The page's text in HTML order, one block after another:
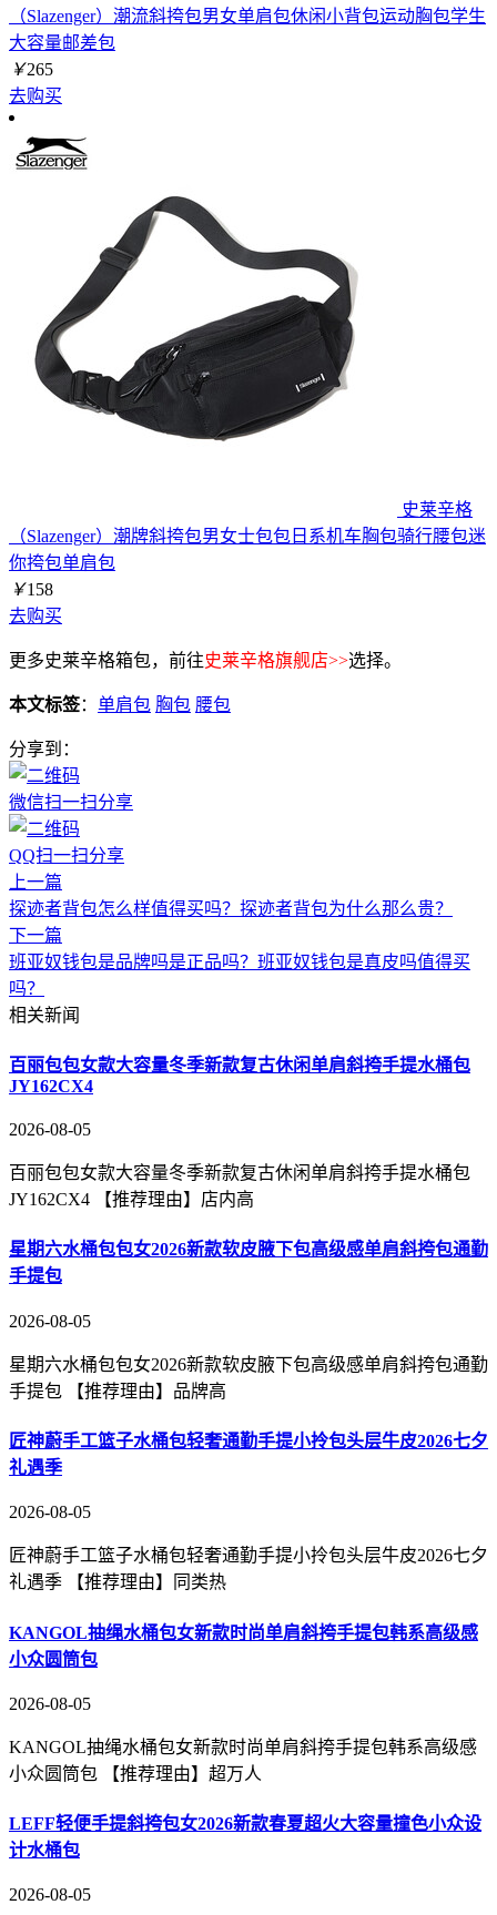
（Slazenger）潮流斜挎包男女单肩包休闲小背包运动胸包学生
大容量邮差包
￥265
去购买
史莱辛格
（Slazenger）潮牌斜挎包男女士包包日系机车胸包骑行腰包迷
你挎包单肩包
￥158
去购买
更多史莱辛格箱包，前往史莱辛格旗舰店>>选择。
本文标签： 单肩包 胸包 腰包
分享到：
微信扫一扫分享
QQ扫一扫分享
上一篇
探迹者背包怎么样值得买吗？探迹者背包为什么那么贵？
下一篇
班亚奴钱包是品牌吗是正品吗？班亚奴钱包是真皮吗值得买
吗？
相关新闻
百丽包包女款大容量冬季新款复古休闲单肩斜挎手提水桶包
JY162CX4
2026-08-05
百丽包包女款大容量冬季新款复古休闲单肩斜挎手提水桶包
JY162CX4 【推荐理由】店内高
星期六水桶包包女2026新款软皮腋下包高级感单肩斜挎包通勤
手提包
2026-08-05
星期六水桶包包女2026新款软皮腋下包高级感单肩斜挎包通勤
手提包 【推荐理由】品牌高
匠神蔚手工篮子水桶包轻奢通勤手提小拎包头层牛皮2026七夕
礼遇季
2026-08-05
匠神蔚手工篮子水桶包轻奢通勤手提小拎包头层牛皮2026七夕
礼遇季 【推荐理由】同类热
KANGOL抽绳水桶包女新款时尚单肩斜挎手提包韩系高级感
小众圆筒包
2026-08-05
KANGOL抽绳水桶包女新款时尚单肩斜挎手提包韩系高级感
小众圆筒包 【推荐理由】超万人
LEFF轻便手提斜挎包女2026新款春夏超火大容量撞色小众设
计水桶包
2026-08-05